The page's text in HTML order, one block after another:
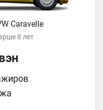
Caravelle
8 лет